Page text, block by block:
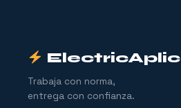
Trabaja con norma,
entrega con confianza.